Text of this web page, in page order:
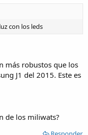
con los leds
más robustos que los
J1 del 2015. Este es
de los miliwats?